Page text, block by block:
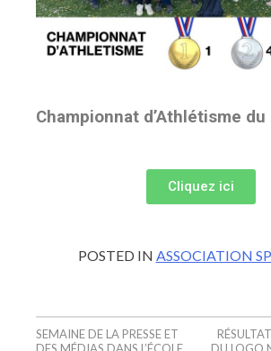
Championnat d’Athlétisme
Cliquez ici
POSTED IN ASSOCIATION
DU LOGO
SEMAINE DE LA PRESSE ET
DES MÉDIAS DANS L’ÉCOLE